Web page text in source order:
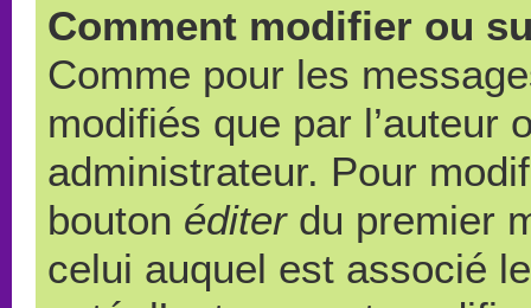
Comment modifier ou
Comme pour les
modifiés que par l’auteur
administrateur. Pour
bouton éditerdu premier
celui auquel est associé